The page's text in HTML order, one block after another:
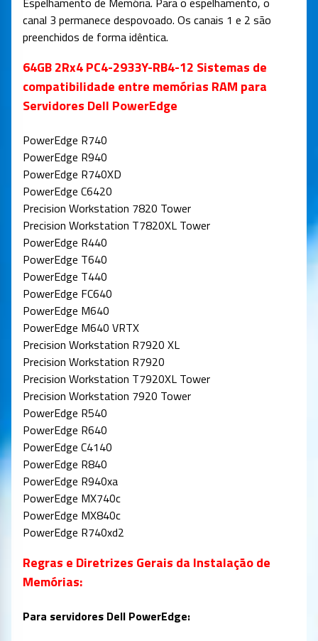
canal 3 permanece despovoado. Os canais 1 e 2 são
preenchidos de forma idêntica.
64GB 2Rx4 PC4-2933Y-RB4-12 Sistemas de
compatibilidade entre memórias RAM para
Servidores Dell PowerEdge
PowerEdge R740
PowerEdge R940
PowerEdge R740XD
PowerEdge C6420
Precision Workstation 7820 Tower
Precision Workstation T7820XL Tower
PowerEdge R440
PowerEdge T640
PowerEdge T440
PowerEdge FC640
PowerEdge M640
PowerEdge M640 VRTX
Precision Workstation R7920 XL
Precision Workstation R7920
Precision Workstation T7920XL Tower
Precision Workstation 7920 Tower
PowerEdge R540
PowerEdge R640
PowerEdge C4140
PowerEdge R840
PowerEdge R940xa
PowerEdge MX740c
PowerEdge MX840c
PowerEdge R740xd2
Regras e Diretrizes Gerais da Instalação de
Memórias:
Para servidores Dell PowerEdge: